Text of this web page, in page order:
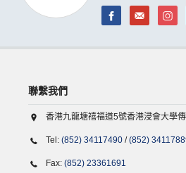
聯繫我們
香港九龍塘禧福道5號香港浸會大學
Tel: (852) 34117490 /(852)
Fax: (852) 23361691